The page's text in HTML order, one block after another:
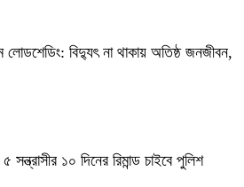
লোডশেডিং: বিদ্যুৎ না থাকায় অতিষ্ঠ জনজীবন,
১০ দিনের রিমান্ড চাইবে পুলিশ